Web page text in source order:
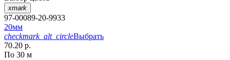
xmark
97-00089-20-9933
20мм
checkmark_alt_circleВыбрать
70.20 р.
По 30 м